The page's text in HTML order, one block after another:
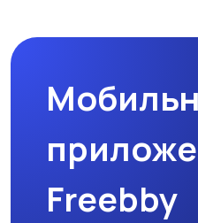
Freebby